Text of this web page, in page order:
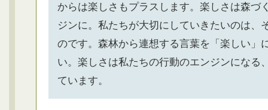
からは楽しさもプラスします。楽しさは森づ
ジンに。私たちが大切にしていきたいのは、
のです。森林から連想する言葉を「楽しい」
い。楽しさは私たちの行動のエンジンになる
ています。